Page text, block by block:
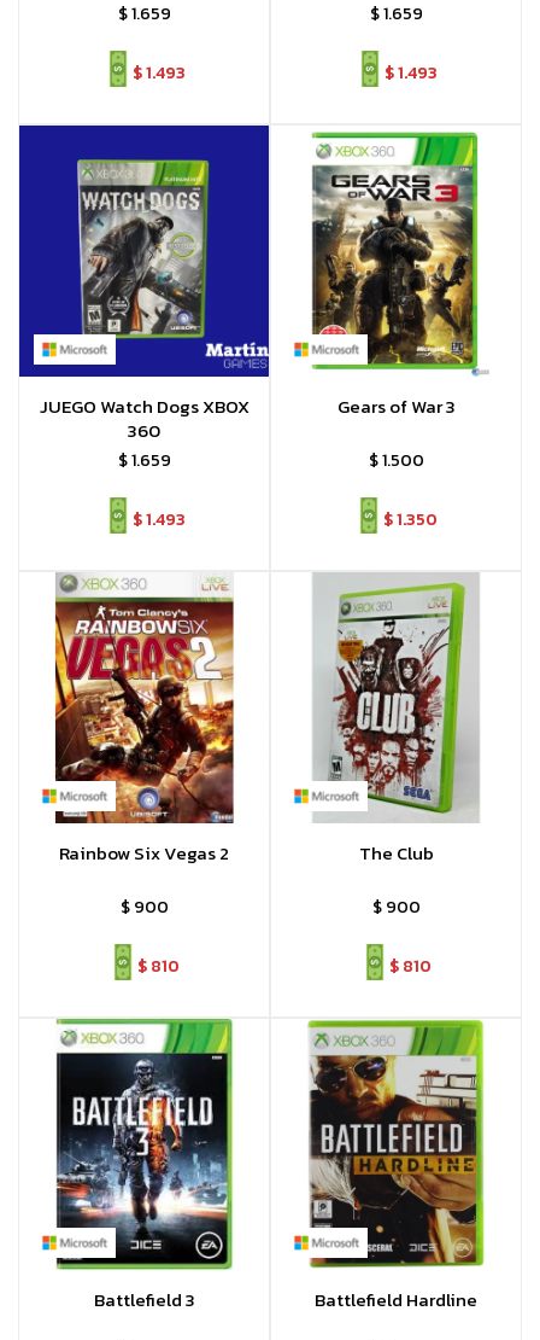
$1.659
$1.493
$1.659
$1.493
JUEGO Watch Dogs XBOX
360
$1.659
$1.493
Gears of War 3
$1.500
$1.350
Rainbow Six Vegas 2
$ 900
$810
The Club
$ 900
$810
Battlefield 3 Battlefield Hardline